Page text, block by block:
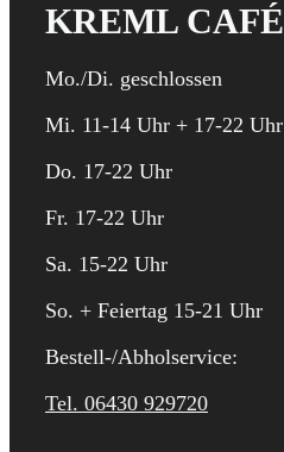
KREML CAFÉ
Mo./Di. geschlossen
Mi. 11-14 Uhr + 17-22 Uhr
Do. 17-22 Uhr
Fr. 17-22 Uhr
Sa. 15-22 Uhr
So. + Feiertag 15-21 Uhr
Bestell-/Abholservice:
Tel. 06430 929720